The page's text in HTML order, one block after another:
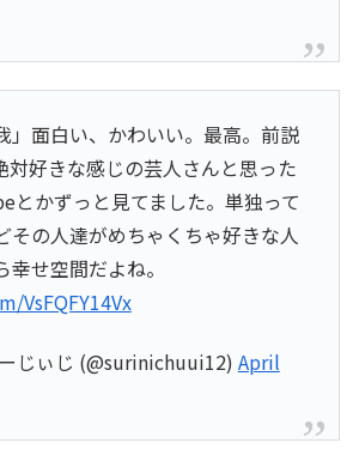
」面白い、かわいい。最高。前説
対好きな感じの芸人さんと思った
とかずっと見てました。単独って
その人達がめちゃくちゃ好きな人
幸せ空間だよね。
VsFQFY14Vx
じぃじ (@surinichuui12) April